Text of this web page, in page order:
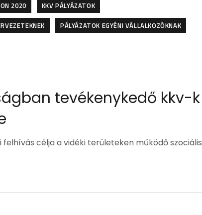
2020
KKV PÁLYÁZATOK
PÁLYÁZATOK EGYÉNI VÁLLALKOZÓKNAK
tevékenykedő kkv-k
felhívás célja a vidéki területeken működő szociális